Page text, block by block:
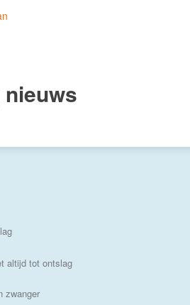
altijd tot ontslag
zwanger